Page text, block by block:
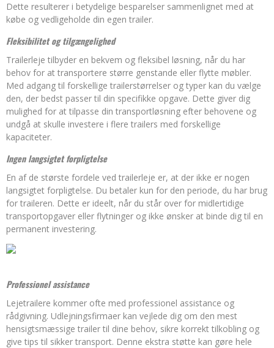
Dette resulterer i betydelige besparelser sammenlignet med at
købe og vedligeholde din egen trailer.
Fleksibilitet og tilgængelighed
Trailerleje tilbyder en bekvem og fleksibel løsning, når du har
behov for at transportere større genstande eller flytte møbler.
Med adgang til forskellige trailerstørrelser og typer kan du vælge
den, der bedst passer til din specifikke opgave. Dette giver dig
mulighed for at tilpasse din transportløsning efter behovene og
undgå at skulle investere i flere trailers med forskellige
kapaciteter.
Ingen langsigtet forpligtelse
En af de største fordele ved trailerleje er, at der ikke er nogen
langsigtet forpligtelse. Du betaler kun for den periode, du har brug
for traileren. Dette er ideelt, når du står over for midlertidige
transportopgaver eller flytninger og ikke ønsker at binde dig til en
permanent investering.
Professionel assistance
Lejetrailere kommer ofte med professionel assistance og
rådgivning. Udlejningsfirmaer kan vejlede dig om den mest
hensigtsmæssige trailer til dine behov, sikre korrekt tilkobling og
give tips til sikker transport. Denne ekstra støtte kan gøre hele